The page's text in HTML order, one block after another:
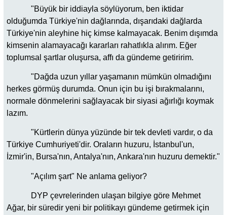
"Büyük bir iddiayla söylüyorum, ben iktidar
olduğumda Türkiye'nin dağlarında, dışarıdaki dağlarda
Türkiye'nin aleyhine hiç kimse kalmayacak. Benim dışımda
kimsenin alamayacağı kararları rahatlıkla alırım. Eğer
toplumsal şartlar oluşursa, affı da gündeme getiririm.
"Dağda uzun yıllar yaşamanın mümkün olmadığını
herkes görmüş durumda. Onun için bu işi bırakmalarını,
normale dönmelerini sağlayacak bir siyasi ağırlığı koymak
lazım.
"Kürtlerin dünya yüzünde bir tek devleti vardır, o da
Türkiye Cumhuriyeti'dir. Oraların huzuru, İstanbul'un,
İzmir'in, Bursa'nın, Antalya'nın, Ankara'nın huzuru demektir."
"Açılım şart" Ne anlama geliyor?
DYP çevrelerinden ulaşan bilgiye göre Mehmet
Ağar, bir süredir yeni bir politikayı gündeme getirmek için